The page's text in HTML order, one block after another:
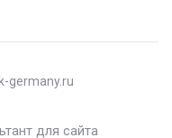
germany.ru